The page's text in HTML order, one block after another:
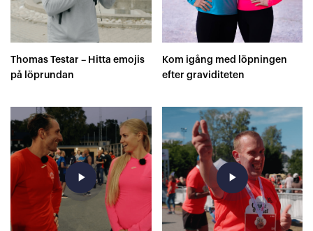
Thomas Testar – Hitta emojis
på löprundan
Kom igång med löpningen
efter graviditeten
play_arrow play_arrow